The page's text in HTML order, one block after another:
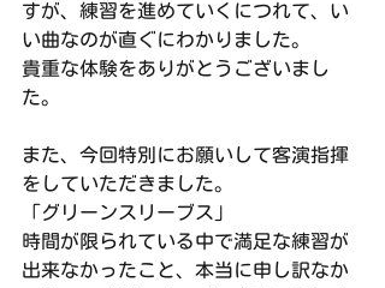
すが、練習を進めていくにつれて、い
い曲なのが直ぐにわかりました。
貴重な体験をありがとうございまし
た。
また、今回特別にお願いして客演指揮
をしていただきました。
「グリーンスリーブス」
時間が限られている中で満足な練習が
出来なかったこと、本当に申し訳なか